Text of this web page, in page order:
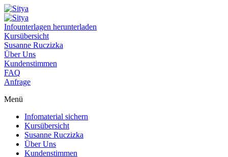
Infounterlagen herunterladen
Kursübersicht
Susanne Ruczizka
Über Uns
Kundenstimmen
FAQ
Anfrage
Menü
Infomaterial sichern
Kursübersicht
Susanne Ruczizka
Über Uns
Kundenstimmen